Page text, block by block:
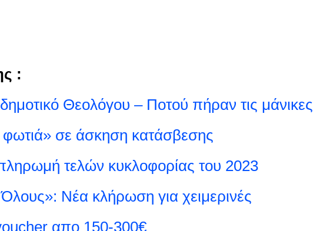
:
Θεολόγου – Ποτού πήραν τις μάνικες
φωτιά» σε άσκηση κατάσβεσης
τελών κυκλοφορίας του 2023
Νέα κλήρωση για χειμερινές
απο 150-300€